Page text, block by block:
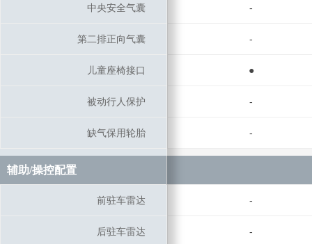
中央安全气囊 -
第二排正向气囊 -
儿童座椅接口 ●
被动行人保护 -
缺气保用轮胎 -
辅助/操控配置
前驻车雷达 -
后驻车雷达 -
中央安全气囊
第二排正向气囊
儿童座椅接口
被动行人保护
缺气保用轮胎
辅助/操控配置
前驻车雷达
后驻车雷达